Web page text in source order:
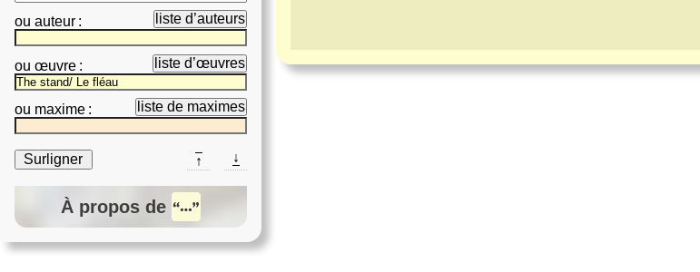
ou auteur : liste d’auteurs
ou œuvre : liste d’œuvres
ou maxime : liste de maximes
Surligner ↓
↑
À propos de